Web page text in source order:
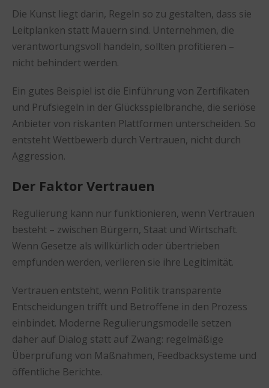
Die Kunst liegt darin, Regeln so zu gestalten, dass sie
Leitplanken statt Mauern sind. Unternehmen, die
verantwortungsvoll handeln, sollten profitieren –
nicht behindert werden.
Ein gutes Beispiel ist die Einführung von Zertifikaten
und Prüfsiegeln in der Glücksspielbranche, die seriöse
Anbieter von riskanten Plattformen unterscheiden. So
entsteht Wettbewerb durch Vertrauen, nicht durch
Aggression.
Der Faktor Vertrauen
Regulierung kann nur funktionieren, wenn Vertrauen
besteht – zwischen Bürgern, Staat und Wirtschaft.
Wenn Gesetze als willkürlich oder übertrieben
empfunden werden, verlieren sie ihre Legitimität.
Vertrauen entsteht, wenn Politik transparente
Entscheidungen trifft und Betroffene in den Prozess
einbindet. Moderne Regulierungsmodelle setzen
daher auf Dialog statt auf Zwang: regelmäßige
Überprüfung von Maßnahmen, Feedbacksysteme und
öffentliche Berichte.